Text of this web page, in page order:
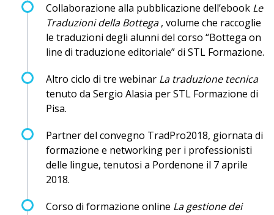
Collaborazione alla pubblicazione dell’ebook Le
Traduzioni della Bottega, volume che raccoglie
le traduzioni degli alunni del corso “Bottega on
line di traduzione editoriale” di STL Formazione.
Altro ciclo di tre webinar La traduzione tecnica
tenuto da Sergio Alasia per STL Formazione di
Pisa.
Partner del convegno TradPro2018, giornata di
formazione e networking per i professionisti
delle lingue, tenutosi a Pordenone il 7 aprile
2018.
Corso di formazione online La gestione dei